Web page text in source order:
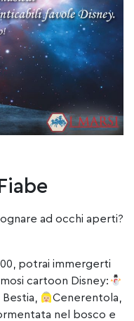
ad occhi aperti?
potrai immergerti
cartoon Disney:
Bestia,
Cenerentola,
nel bosco e